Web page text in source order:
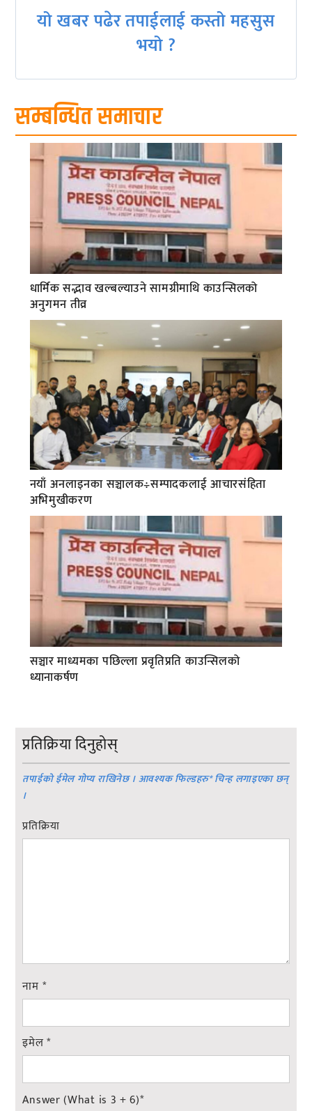
यो खबर पढेर तपाईलाई कस्तो महसुस
भयो ?
सम्बन्धित समाचार
धार्मिक सद्भाव खल्बल्याउने सामग्रीमाथि काउन्सिलको
अनुगमन तीव्र
नयाँ अनलाइनका सञ्चालक÷सम्पादकलाई आचारसंहिता
अभिमुखीकरण
सञ्चार माध्यमका पछिल्ला प्रवृतिप्रति काउन्सिलको
ध्यानाकर्षण
प्रतिक्रिया दिनुहोस्
तपाईको ईमेल गोप्य राखिनेछ । आवश्यक फिल्डहरु*चिन्ह लगाइएका छन्
।
प्रतिक्रिया
नाम *
इमेल*
Answer (What is 3 + 6)*